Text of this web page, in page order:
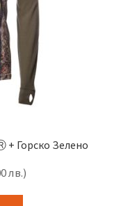
the
page
+ Горско Зелено
лв.)